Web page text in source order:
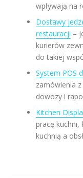
wpływają na
Dostawy
restauracji –
kurierów
do takiej
System POS
zamówienia
dowozy i
Kitchen
pracę
kuchnią a